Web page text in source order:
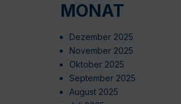
MONAT
Dezember 2025
November 2025
Oktober 2025
September 2025
August 2025